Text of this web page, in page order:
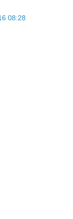
08:28